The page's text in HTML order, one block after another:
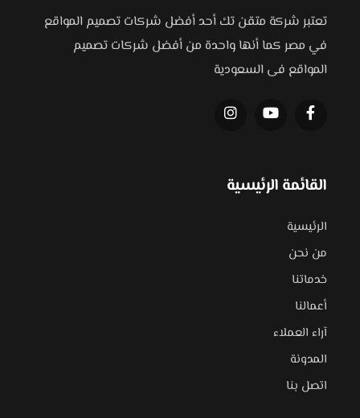
تعتبر شركة متقن تك أحد أفضل شركات تصميم المواقع
في مصر كما أنها واحدة من أفضل شركات تصميم
المواقع فى السعودية
القائمة الرئيسية
الرئيسية
من نحن
خدماتنا
أعمالنا
آراء العملاء
المدونة
اتصل بنا